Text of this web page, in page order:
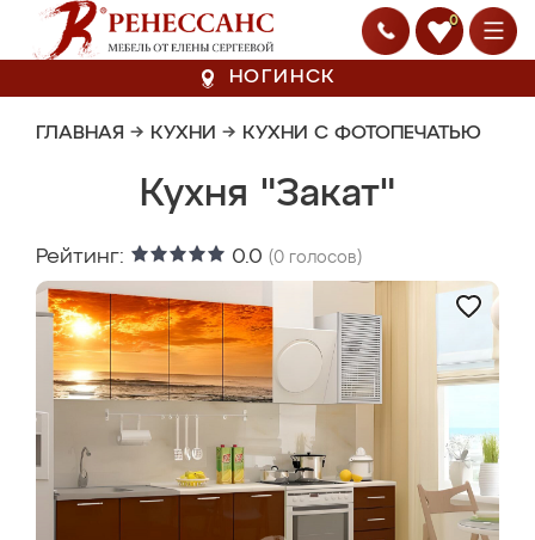
0
НОГИНСК
ГЛАВНАЯ → КУХНИ → КУХНИ С ФОТОПЕЧАТЬЮ
Кухня "Закат"
Рейтинг: 0.0 (0 голосов)